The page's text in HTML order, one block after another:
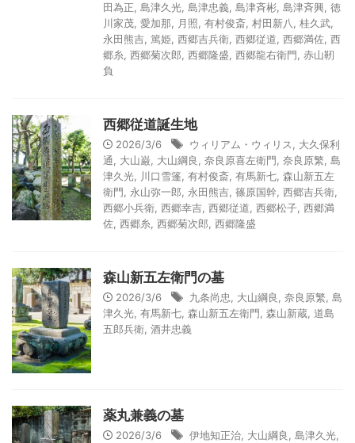
田為正 島津久光 島津忠義 島津斉彬 島津斉興 徳
川家茂 愛加那 月照 有村俊斎 村田新八 桂久武
永田熊吉 篤姫 西郷吉兵衛 西郷従道 西郷満佐 西
郷糸 西郷菊次郎 西郷隆盛 西郷龍右衛門 赤山靭
負
西郷従道誕生地
2026/3/6 ウィリアム・ウィリス
大久保利
通
大山巌 大山綱良 奈良原喜左衛門 奈良原繁 島
津久光
川口雪篷 有村俊斎 有馬新七 森山新五左
衛門
永山弥一郎 永田熊吉 篠原国幹 西郷吉兵衛
西郷小兵衛 西郷幸吉 西郷従道 西郷松子 西郷満
佐 西郷糸 西郷菊次郎 西郷隆盛
森山新五左衛門の墓
2026/3/6 九条尚忠 大山綱良 奈良原繁 島
津久光 有馬新七 森山新五左衛門 森山新蔵 道島
五郎兵衛 酒井忠義
薬丸兼義の墓
2026/3/6 伊地知正治, 大山綱良, 島津久光,